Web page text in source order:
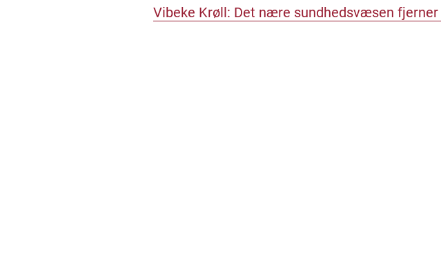
Vibeke Krøll: Det nære sundhedsvæsen fjerner